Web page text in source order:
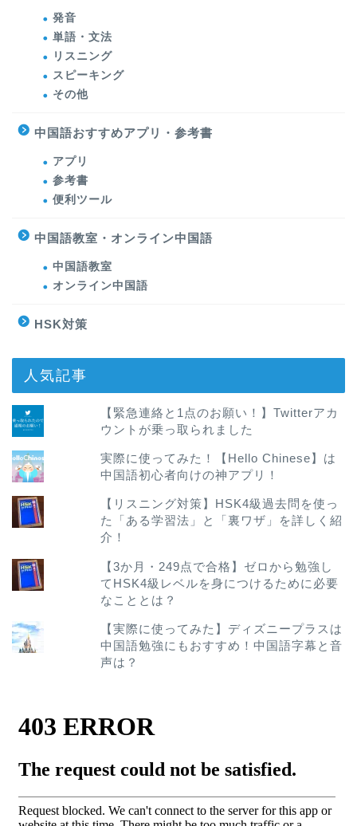
発音
単語・文法
リスニング
スピーキング
その他
中国語おすすめアプリ・参考書
アプリ
参考書
便利ツール
中国語教室・オンライン中国語
中国語教室
オンライン中国語
HSK対策
人気記事
【緊急連絡と1点のお願い！】Twitterアカ
ウントが乗っ取られました
実際に使ってみた！【Hello Chinese】は
中国語初心者向けの神アプリ！
【リスニング対策】HSK4級過去問を使っ
た「ある学習法」と「裏ワザ」を詳しく紹
介！
【3か月・249点で合格】ゼロから勉強し
てHSK4級レベルを身につけるために必要
なこととは？
【実際に使ってみた】ディズニープラスは
中国語勉強にもおすすめ！中国語字幕と音
声は？